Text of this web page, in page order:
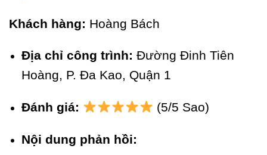
Khách hàng: Hoàng Bách
Địa chỉ công trình: Đường Đinh Tiên
Hoàng, P. Đa Kao, Quận 1
Đánh giá: (5/5 Sao)
Nội dung phản hồi: